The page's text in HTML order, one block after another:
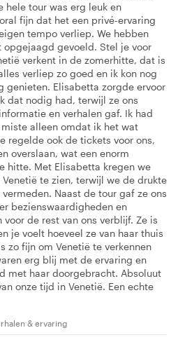
hele tour was erg leuk en
fijn dat het een privé-ervaring
tempo verliep. We hebben
opgejaagd gevoeld. Stel je voor
verkent in de zomerhitte, dat is
verliep zo goed en ik kon nog
genieten. Elisabetta zorgde ervoor
dat nodig had, terwijl ze ons
en verhalen gaf. Ik had
alleen omdat ik het wat
regelde ook de tickets voor ons,
overslaan, wat een enorm
hitte. Met Elisabetta kregen we
te zien, terwijl we de drukte
Naast de tour gaf ze ons
bezienswaardigheden en
de rest van ons verblijf. Ze is
je voelt hoeveel ze van haar thuis
zo fijn om Venetië te verkennen
erg blij met de ervaring en
met haar doorgebracht. Absoluut
onze tijd in Venetië. Een echte
& ervaring